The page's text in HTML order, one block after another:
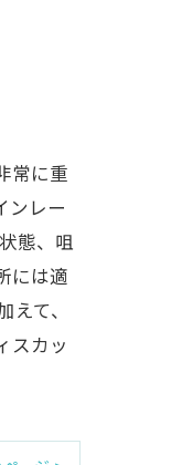
常に重
ンレー
態、咀
には適
て、
スカッ